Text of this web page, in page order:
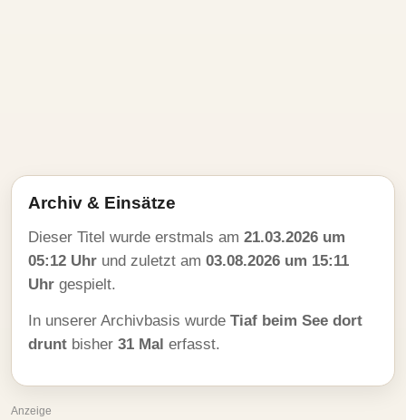
Archiv & Einsätze
Dieser Titel wurde erstmals am 21.03.2026 um
05:12 Uhr und zuletzt am 03.08.2026 um 15:11
Uhr gespielt.
In unserer Archivbasis wurde Tiaf beim See dort
drunt bisher 31 Mal erfasst.
Anzeige